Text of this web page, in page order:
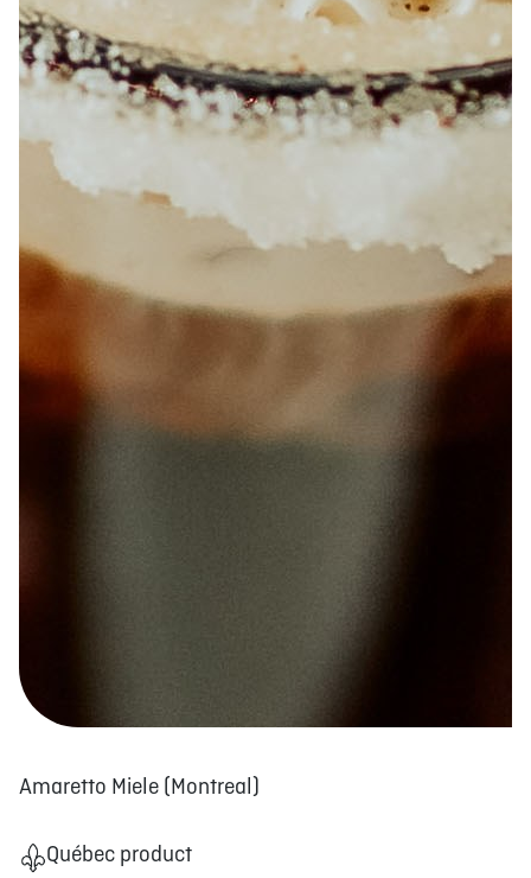
Amaretto Miele (Montreal)
Québec product